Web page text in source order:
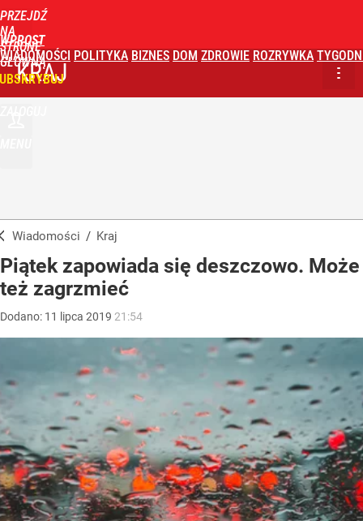
PRZEJDŹ
NA
STRONĘ
GŁÓWNĄ
WPROST
WIADOMOŚCI POLITYKA BIZNES DOM ZDROWIE ROZRYWKA
KRAJ
Wiadomości / Kraj
Piątek zapowiada się deszczowo. Może
też zagrzmieć
Dodano: 11 lipca 2019 21:54